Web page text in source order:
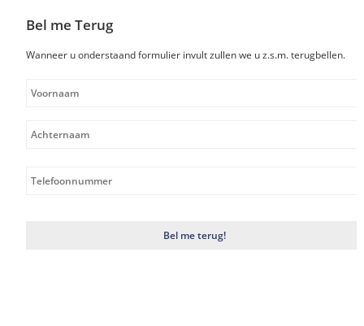
Bel me Terug
Wanneer u onderstaand formulier invult zullen we u z.s.m. terugbellen.